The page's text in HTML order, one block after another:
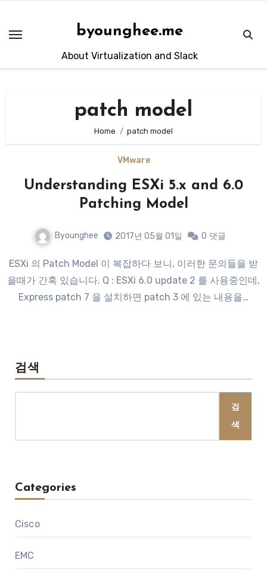
content
byounghee.me
About Virtualization and Slack
patch model
Home patch model
VMware
Understanding ESXi 5.x and 6.0
Patching Model
Byounghee 2017년 05월 01일 0 댓글
ESXi 의 Patch Model 이 복잡하다 보니, 이러한 문의들을 받
을때가 간혹 있습니다. Q : ESXi 6.0 update 2 를 사용중인데,
Express patch 7 을 설치하면 patch 3 에 있는 내용을…
검색
검
색
Categories
Cisco
EMC